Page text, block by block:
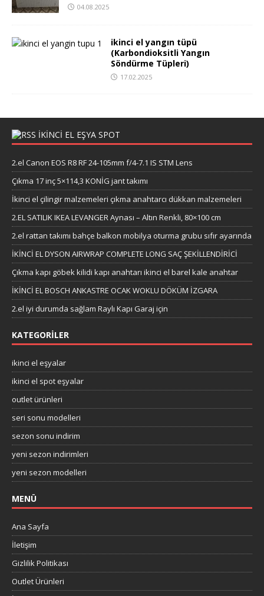
04.08.2025
ikinci el yangın tüpü
(Karbondioksitli Yangın
Söndürme Tüpleri)
17.02.2025
İKİNCİ EL EŞYA SPOT
2.el Canon EOS R8 RF 24-105mm f/4-7.1 IS STM Lens
Çıkma 17 inç 5×114,3 KONİG jant takımı
İkinci el çilingir malzemeleri çıkma anahtarcı dükkan malzemeleri
2.EL SATILIK IKEA LEVANGER Aynası – Altın Renkli, 80×100 cm
2.el rattan takımı bahçe balkon mobilya oturma grubu sıfır ayarında
İKİNCİ EL DYSON AIRWRAP COMPLETE LONG SAÇ ŞEKİLLENDİRİCİ
Çıkma kapı göbek kilidi kapı anahtarı ikinci el barel kale anahtar
İKİNCİ EL BOSCH ANKASTRE OCAK WOKLU DÖKÜM İZGARA
2.el iyi durumda sağlam Raylı Kapı Garaj için
KATEGORILER
ikinci el eşyalar
ikinci el spot eşyalar
outlet ürünleri
seri sonu modelleri
sezon sonu indirim
yeni sezon indirimleri
yeni sezon modelleri
MENÜ
Ana Sayfa
İletişim
Gizlilik Politikası
Outlet Ürünleri